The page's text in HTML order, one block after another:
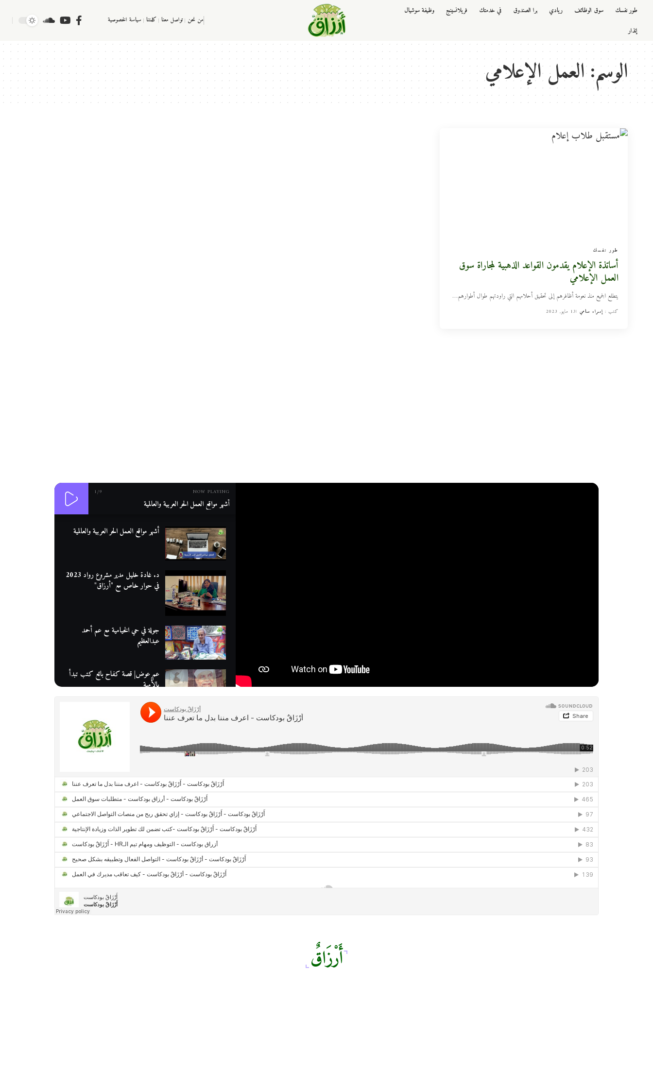
طور نفسك سوق الوظائف ريادي برا الصندوق في خدمتك فريلانسينج
وظيفة سوشيال
إنذار
من نحن تواصل معنا كلمتنا سياسة الخصوصية
الوسم:العمل الإعلامي
طور نفسك
أساتذة الإعلام يقدمون القواعد الذهبية لمجاراة سوق
العمل الإعلامي
يتطلع الجميع منذ نعومة أظافرهم إلى تحقيق أحلامهم التي راودتهم طوال أطوارهم…
كتب : إسراء سامي 13 مايو, 2023
NOW PLAYING
1/9
أشهر مواقع العمل الحر العربية والعالمية
أشهر مواقع العمل الحر العربية والعالمية
د. غادة خليل مدير مشروع رواد 2023
في حوار خاص مع "أرزاق"
جولة في حي الخيامية مع عم أحمد
عبدالعظيم
عم عوض| قصة كفاح بائع كتب تبدأ
بالأُمية
أقدم مطحن بن في مصر| يكشف لنا
ذاتك
حصاد 2022 لمشروع "رواد 2030″
كل ما تريد معرفته عن مشروع "رواد
2030″
مركز جروان للثقافة والفنون | نموذج المركز
أَرْزَاقٌ